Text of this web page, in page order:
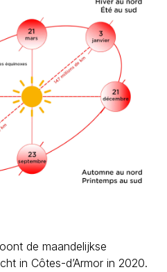
de maandelijkse
in Côtes-d’Armor in 2020.